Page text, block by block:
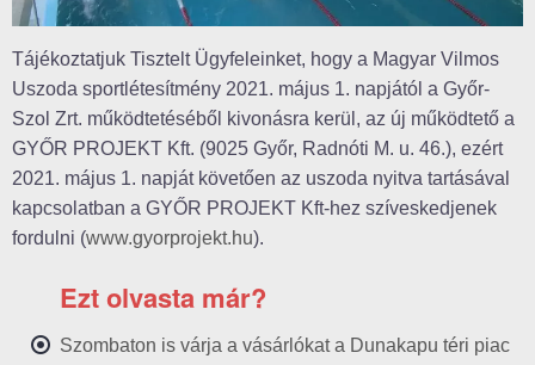
Tájékoztatjuk Tisztelt Ügyfeleinket, hogy a Magyar Vilmos
Uszoda sportlétesítmény 2021. május 1. napjától a Győr-
Szol Zrt. működtetéséből kivonásra kerül, az új működtető a
GYŐR PROJEKT Kft. (9025 Győr, Radnóti M. u. 46.), ezért
2021. május 1. napját követően az uszoda nyitva tartásával
kapcsolatban a GYŐR PROJEKT Kft-hez szíveskedjenek
fordulni (www.gyorprojekt.hu).
Ezt olvasta már?
Szombaton is várja a vásárlókat a Dunakapu téri piac